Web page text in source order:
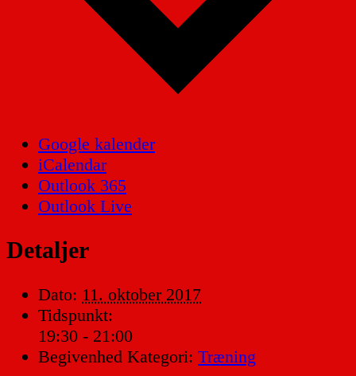
Google kalender
iCalendar
Outlook 365
Outlook Live
Detaljer
Dato: 11. oktober 2017
Tidspunkt:
19:30 - 21:00
Begivenhed Kategori: Træning